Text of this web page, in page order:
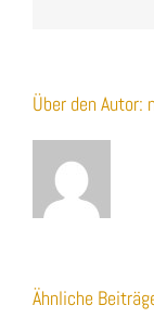
Über den Autor:
Ähnliche